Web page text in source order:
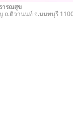
ารณสุข
.ติวานนท์ จ.นนทบุรี